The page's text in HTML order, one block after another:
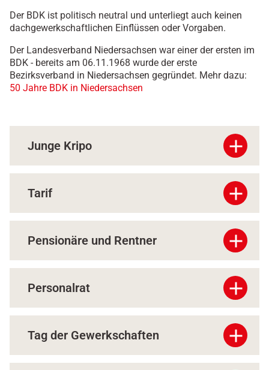
Der BDK ist politisch neutral und unterliegt auch keinen
dachgewerkschaftlichen Einflüssen oder Vorgaben.
Der Landesverband Niedersachsen war einer der ersten im
BDK - bereits am 06.11.1968 wurde der erste
Bezirksverband in Niedersachsen gegründet. Mehr dazu:
50 Jahre BDK in Niedersachsen
Junge Kripo add
Tarif add
Pensionäre und Rentner add
Personalrat add
Tag der Gewerkschaften add